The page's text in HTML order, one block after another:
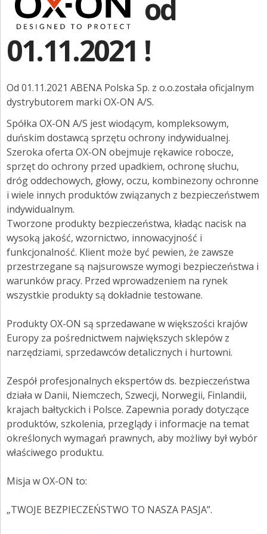
ZGŁOŚ INCYDENT MEDYCZNY
PRZEMYSŁ SPOŻYWCZY
PIELĘGNACJA SKÓRY
STANOWISKA HIGIENICZNE
ROZWIĄZANIA BARIATRYCZNE
RAPORT ESG
KONTAKT
ABENA POLSKA
ZNAJDŹ DYSTRYBUTORA
BAMBO NATURE
ZALOGUJ SIĘ
Regulaminy konkursów
Kariera
Centrum wiedzy
Sygnaliści
OX-ON
Cyfrowa szklanka Aquatime
od
01.11.2021 !
Od 01.11.2021 ABENA Polska Sp. z o.o.została oficjalnym
dystrybutorem marki OX-ON A/S.
Spółka OX-ON A/S jest wiodącym, kompleksowym,
duńskim dostawcą sprzętu ochrony indywidualnej.
Szeroka oferta OX-ON obejmuje rękawice robocze,
sprzęt do ochrony przed upadkiem, ochronę słuchu,
dróg oddechowych, głowy, oczu, kombinezony ochronne
i wiele innych produktów związanych z bezpieczeństwem
indywidualnym.
Tworzone produkty bezpieczeństwa, kładąc nacisk na
wysoką jakość, wzornictwo, innowacyjność i
funkcjonalność. Klient może być pewien, że zawsze
przestrzegane są najsurowsze wymogi bezpieczeństwa i
warunków pracy. Przed wprowadzeniem na rynek
wszystkie produkty są dokładnie testowane.
Produkty OX-ON są sprzedawane w większości krajów
Europy za pośrednictwem największych sklepów z
narzędziami, sprzedawców detalicznych i hurtowni.
Zespół profesjonalnych ekspertów ds. bezpieczeństwa
działa w Danii, Niemczech, Szwecji, Norwegii, Finlandii,
krajach bałtyckich i Polsce. Zapewnia porady dotyczące
produktów, szkolenia, przeglądy i informacje na temat
określonych wymagań prawnych, aby możliwy był wybór
właściwego produktu.
Misja w OX-ON to:
„TWOJE BEZPIECZEŃSTWO TO NASZA PASJA”.